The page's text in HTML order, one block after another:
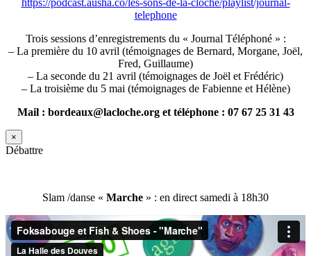
https://podcast.ausha.co/les-sons-de-la-cloche/playlist/journal-
telephone
Trois sessions d’enregistrements du « Journal Téléphoné » :
– La première du 10 avril (témoignages de Bernard, Morgane, Joël,
Fred, Guillaume)
– La seconde du 21 avril (témoignages de Joël et Frédéric)
– La troisième du 5 mai (témoignages de Fabienne et Hélène)
Mail : bordeaux@lacloche.org et téléphone : 07 67 25 31 43
×
Débattre
Slam /danse « Marche » : en direct samedi à 18h30